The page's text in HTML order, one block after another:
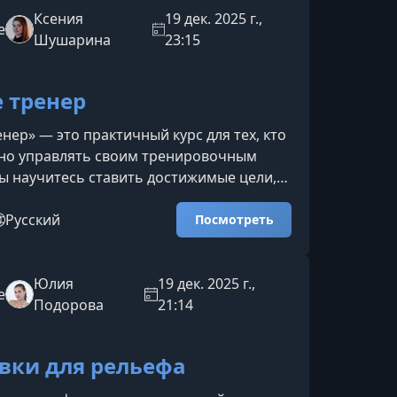
сочетает силовую подготовку,
тренировки и мягкие
методики, чтобы вы могли
Ксения
Шушарина
19 дек. 2025 г.,
23:15
тренер
— это практичный курс для тех, кто
управлять своим тренировочным
научитесь ставить достижимые цели,
под свои задачи и работать
и эффективно — без хаотичных
бессмысленных нагрузок.Что будет на
чтобы получать заметные
терять мотивацию.Определение
Русский Посмотреть
Юлия
Подорова
19 дек. 2025 г.,
21:14
для рельефа